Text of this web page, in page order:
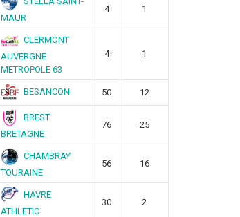
MAUR
4 1
CLERMONT
AUVERGNE
METROPOLE 63
4 1
BESANCON 50 12
BREST
BRETAGNE
76 25
CHAMBRAY
TOURAINE
56 16
HAVRE
ATHLETIC
30 2